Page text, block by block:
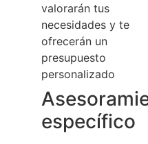
valorarán tus
necesidades y te
ofrecerán un
presupuesto
personalizado
específico